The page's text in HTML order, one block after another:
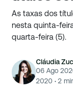
As taxas dos
nesta quinta-
quarta-feira (5).
Cláudia
06 Ago
2020 · 2